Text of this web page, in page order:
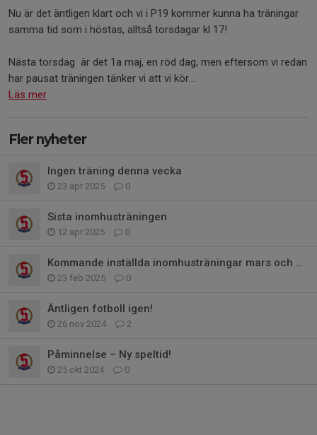
Nu är det äntligen klart och vi i P19 kommer kunna ha träningar
samma tid som i höstas, alltså torsdagar kl 17!
Nästa torsdag är det 1a maj, en röd dag, men eftersom vi redan
har pausat träningen tänker vi att vi kör...
Läs mer
Fler nyheter
Ingen träning denna vecka
23 apr 2025 0
Sista inomhusträningen
12 apr 2025 0
Kommande inställda inomhusträningar mars och april
23 feb 2025 0
Äntligen fotboll igen!
26 nov 2024 2
Påminnelse – Ny speltid!
25 okt 2024 0